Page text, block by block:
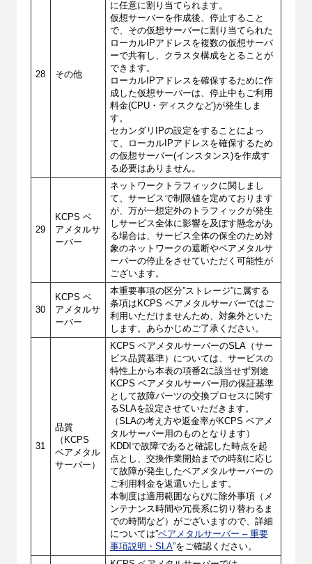
28 その他
に任意に割り当てられます。
仮想サーバーを作成後、停止すること
で、その仮想サーバーに割り当てられた
ローカルIPアドレスを複数の仮想サーバ
ーで共有し、クラスタ構成をとることが
できます。
ローカルIPアドレスを確保するために作
成した仮想サーバーは、停止中もご利用
料金(CPU・ディスクなど)が発生しま
す。
セカンダリIPの設定をすることによっ
て、ローカルIPアドレスを確保するため
の仮想サーバー(インスタンス)を作成す
る必要はありません。
29
KCPS ベ
アメタルサ
ーバー
ネットワークトラフィックに関しまし
て、サービスで制限値を定めております
が、万が一想定外のトラフィックが発生
しサービス全体に影響を及ぼす懸念があ
る場合は、サービス全体の保全のため対
象のネットワークの遮断やベアメタルサ
ーバーの停止をさせていただく可能性が
ございます。
30
KCPS ベ
アメタルサ
ーバー
本重要事項の区分”ストレージ”に属する
条項はKCPS ベアメタルサーバーではご
利用いただけませんため、対象外といた
します。あらかじめご了承ください。
31
品質
（KCPS
ベアメタル
サーバー）
KCPS ベアメタルサーバーのSLA（サー
ビス品質基準）については、サービスの
特性上から本表の項番2に該当せず別途
KCPS ベアメタルサーバー用の保証基準
として故障パーツの交換プロセスに関す
るSLAを設定させていただきます。
（SLAの考え方や返金率がKCPS ベアメ
タルサーバー用のものとなります）
KDDIで故障であると確認した時点を起
点とし、交換作業開始までの時刻に応じ
て故障が発生したベアメタルサーバーの
ご利用料金を返還いたします。
本制度は適用範囲ならびに除外事項（メ
ンテナンス時間や冗長系に切り替わるま
での時間など）がございますので、詳細
については”ベアメタルサーバー – 重要
事項説明・SLA”をご確認ください。